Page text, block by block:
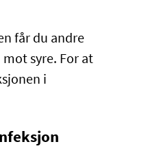
får du andre
syre. For at
i